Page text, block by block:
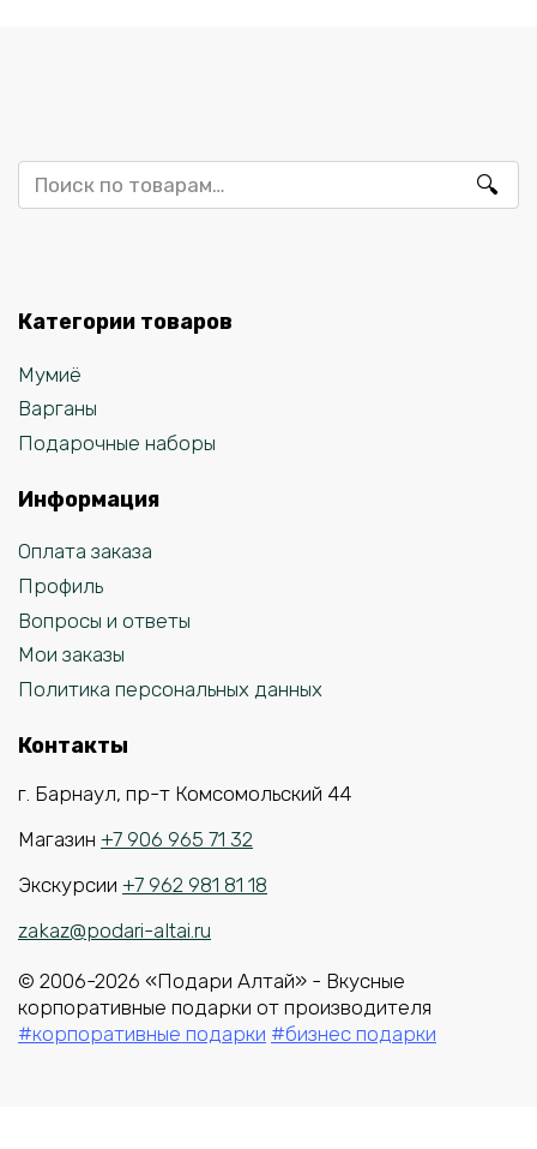
Искать:
Категории товаров
Мумиё
Варганы
Подарочные наборы
Информация
Оплата заказа
Профиль
Вопросы и ответы
Мои заказы
Политика персональных данных
Контакты
г. Барнаул, пр-т Комсомольский 44
Магазин +7 906 965 71 32
Экскурсии +7 962 981 81 18
zakaz@podari-altai.ru
© 2006-2026 «Подари Алтай» - Вкусные
корпоративные подарки от производителя
#корпоративные подарки #бизнес подарки